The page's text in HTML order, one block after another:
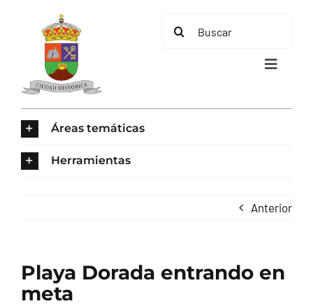
contenido
Buscar:
Toggle
TURISMO
Áreas temáticas
Herramientas
Anterior
Playa Dorada entrando en
meta